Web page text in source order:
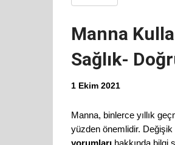
Manna
Sağlık-
1 Ekim 2021
Manna, binlerce yıllık
yüzden önemlidir. Değişik
yorumları hakkında bilgi